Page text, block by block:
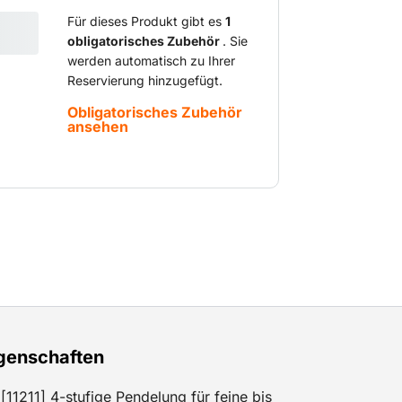
Für dieses Produkt gibt es 1
obligatorisches Zubehör . Sie
werden automatisch zu Ihrer
Reservierung hinzugefügt.
Obligatorisches Zubehör
ansehen
[11211] 4-stufige Pendelung für feine bis